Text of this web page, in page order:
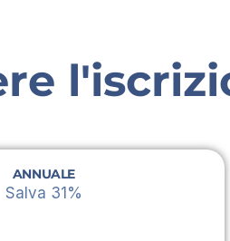
ANNUALE
Salva 31%